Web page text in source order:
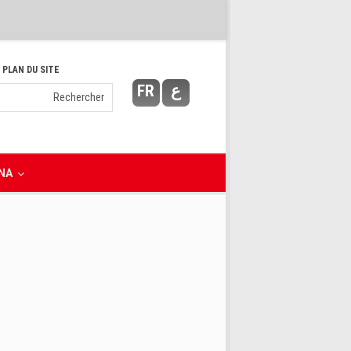
FR ع
| PLAN DU SITE